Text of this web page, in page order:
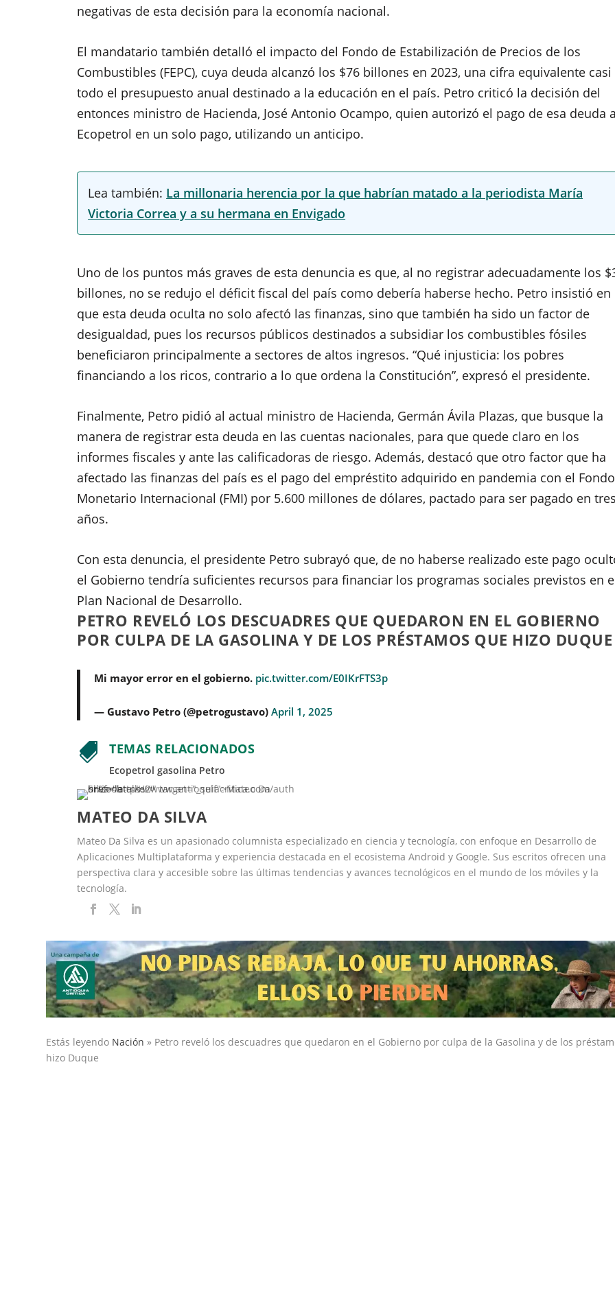
negativas de esta decisión para la economía nacional.
El mandatario también detalló el impacto del Fondo de Estabilización de Precios de los
Combustibles (FEPC), cuya deuda alcanzó los $76 billones en 2023, una cifra equivalente casi
todo el presupuesto anual destinado a la educación en el país. Petro criticó la decisión del
entonces ministro de Hacienda, José Antonio Ocampo, quien autorizó el pago de esa deuda a
Ecopetrol en un solo pago, utilizando un anticipo.
Lea también: La millonaria herencia por la que habrían matado a la periodista María
Victoria Correa y a su hermana en Envigado
Uno de los puntos más graves de esta denuncia es que, al no registrar adecuadamente los
billones, no se redujo el déficit fiscal del país como debería haberse hecho. Petro insistió en
que esta deuda oculta no solo afectó las finanzas, sino que también ha sido un factor de
desigualdad, pues los recursos públicos destinados a subsidiar los combustibles fósiles
beneficiaron principalmente a sectores de altos ingresos. “Qué injusticia: los pobres
financiando a los ricos, contrario a lo que ordena la Constitución”, expresó el presidente.
Finalmente, Petro pidió al actual ministro de Hacienda, Germán Ávila Plazas, que busque la
manera de registrar esta deuda en las cuentas nacionales, para que quede claro en los
informes fiscales y ante las calificadoras de riesgo. Además, destacó que otro factor que ha
afectado las finanzas del país es el pago del empréstito adquirido en pandemia con el Fondo
Monetario Internacional (FMI) por 5.600 millones de dólares, pactado para ser pagado en tres
años.
Con esta denuncia, el presidente Petro subrayó que, de no haberse realizado este pago
el Gobierno tendría suficientes recursos para financiar los programas sociales previstos en
Plan Nacional de Desarrollo.
PETRO REVELÓ LOS DESCUADRES QUE QUEDARON EN EL GOBIERNO
POR CULPA DE LA GASOLINA Y DE LOS PRÉSTAMOS QUE HIZO DUQUE
Mi mayor error en el gobierno. pic.twitter.com/E0IKrFTS3p
— Gustavo Petro (@petrogustavo)April 1, 2025
 TEMAS RELACIONADOS
Ecopetrol gasolina Petro
MATEO DA SILVA
Mateo Da Silva es un apasionado columnista especializado en ciencia y tecnología, con enfoque en Desarrollo de
Aplicaciones Multiplataforma y experiencia destacada en el ecosistema Android y Google. Sus escritos ofrecen una
perspectiva clara y accesible sobre las últimas tendencias y avances tecnológicos en el mundo de los móviles y la
tecnología.
Estás leyendo Nación » Petro reveló los descuadres que quedaron en el Gobierno por culpa de la Gasolina y de los
hizo Duque